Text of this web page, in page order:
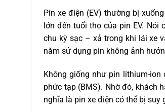
Pin xe điện (EV) thường bị
lớn đến tuổi thọ của pin EV.
chu kỳ sạc – xả trong khi lái xe
năm sử dụng pin không ảnh
Không giống như pin lithium-
phức tạp (BMS). Nhờ đó, khách
nghĩa là pin xe điện có thể bị